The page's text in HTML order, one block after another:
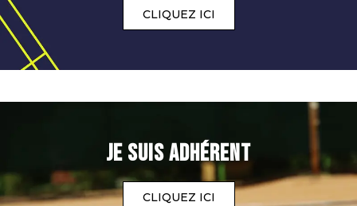
CLIQUEZ ICI
JE SUIS ADHérent
CLIQUEZ ICI